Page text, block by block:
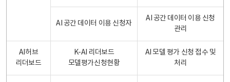
AI 공간 데이터 이용 신청자
AI 공간 데이터 이용 신청
관리
AI허브
리더보드
K-AI 리더보드
모델평가신청현황
AI 모델 평가 신청 접수 및
처리